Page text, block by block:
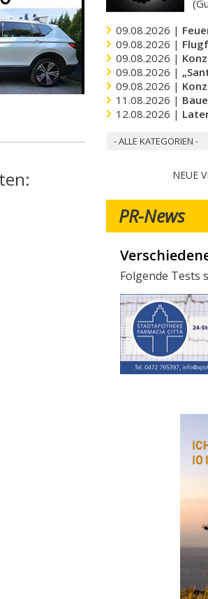
09.08.2026 |
09.08.2026 |
09.08.2026 |
09.08.2026 |
09.08.2026 |
11.08.2026 |
12.08.2026 |
- ALLE KATEGORIEN -
NEUE
PR-News
Folgende Tests
Wir suchen
Möchtest du